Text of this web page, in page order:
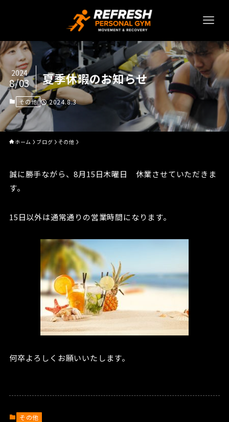
夏季休暇のお知らせ
2024
8/03
その他 2024.8.3
ホーム ブログ その他
誠に勝手ながら、8月15日木曜日 休業させていただきま
す。
15日以外は通常通りの営業時間になります。
何卒よろしくお願いいたします。
その他